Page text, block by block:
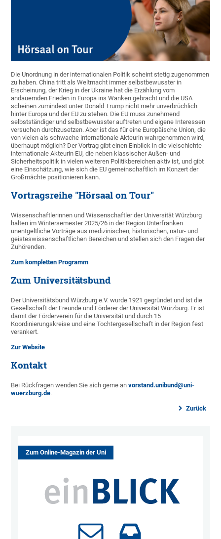
Die Unordnung in der internationalen Politik scheint stetig zugenommen
zu haben. China tritt als Weltmacht immer selbstbewusster in
Erscheinung, der Krieg in der Ukraine hat die Erzählung vom
andauernden Frieden in Europa ins Wanken gebracht und die USA
scheinen zumindest unter Donald Trump nicht mehr unverbrüchlich
hinter Europa und der EU zu stehen. Die EU muss zunehmend
selbstständiger und selbstbewusster auftreten und eigene Interessen
versuchen durchzusetzen. Aber ist das für eine Europäische Union, die
von vielen als schwache internationale Akteurin wahrgenommen wird,
überhaupt möglich? Der Vortrag gibt einen Einblick in die vielschichte
internationale Akteurin EU, die neben klassischer Außen- und
Sicherheitspolitik in vielen weiteren Politikbereichen aktiv ist, und gibt
eine Einschätzung, wie sich die EU gemeinschaftlich im Konzert der
Großmächte positionieren kann.
Vortragsreihe "Hörsaal on Tour"
Wissenschaftlerinnen und Wissenschaftler der Universität Würzburg
halten im Wintersemester 2025/26 in der Region Unterfranken
unentgeltliche Vorträge aus medizinischen, historischen, natur- und
geisteswissenschaftlichen Bereichen und stellen sich den Fragen der
Zuhörenden.
Zum kompletten Programm
Zum Universitätsbund
Der Universitätsbund Würzburg e.V. wurde 1921 gegründet und ist die
Gesellschaft der Freunde und Förderer der Universität Würzburg. Er ist
damit der Förderverein für die Universität und durch 15
Koordinierungskreise und eine Tochtergesellschaft in der Region fest
verankert.
Zur Website
Kontakt
Bei Rückfragen wenden Sie sich gerne anvorstand.unibund@uni-
wuerzburg.de.
Zurück
Zum Online-Magazin der Uni